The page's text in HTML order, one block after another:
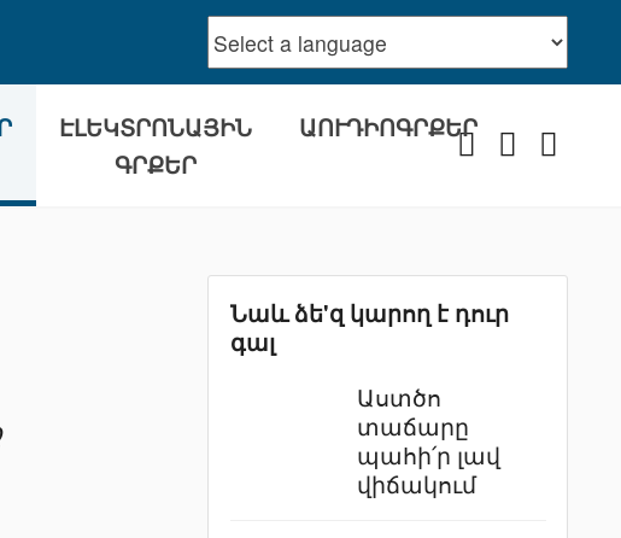
ԷԼԵԿՏՐՈՆԱՅԻՆ
ԳՐՔԵՐ
ԱՈՒԴԻՈԳՐՔԵՐ
FacebookYoutube
Նաև ձե'զ կարող է դուր
գալ
Աստծո
տաճարը
պահի՛ր լավ
վիճակում